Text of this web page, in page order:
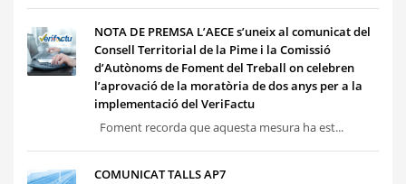
NOTA DE PREMSA L’AECE s’uneix al comunicat del
Consell Territorial de la Pime i la Comissió
d’Autònoms de Foment del Treball on celebren
l’aprovació de la moratòria de dos anys per a la
implementació del VeriFactu
Foment recorda que aquesta mesura ha est...
COMUNICAT TALLS AP7